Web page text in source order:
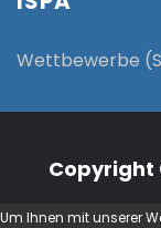
Wettbewerbe
Copyright
Um Ihnen mit unserer